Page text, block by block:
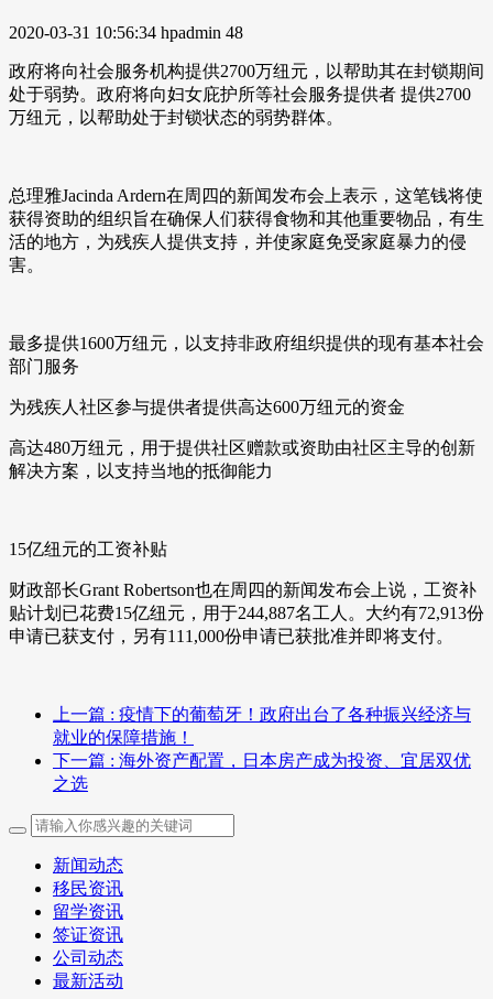
2020-03-31 10:56:34 hpadmin 48
政府将向社会服务机构提供2700万纽元，以帮助其在封锁期间
处于弱势。政府将向妇女庇护所等社会服务提供者 提供2700
万纽元，以帮助处于封锁状态的弱势群体。
总理雅Jacinda Ardern在周四的新闻发布会上表示，这笔钱将使
获得资助的组织旨在确保人们获得食物和其他重要物品，有生
活的地方，为残疾人提供支持，并使家庭免受家庭暴力的侵
害。
最多提供1600万纽元，以支持非政府组织提供的现有基本社会
部门服务
为残疾人社区参与提供者提供高达600万纽元的资金
高达480万纽元，用于提供社区赠款或资助由社区主导的创新
解决方案，以支持当地的抵御能力
15亿纽元的工资补贴
财政部长Grant Robertson也在周四的新闻发布会上说，工资补
贴计划已花费15亿纽元，用于244,887名工人。大约有72,913份
申请已获支付，另有111,000份申请已获批准并即将支付。
上一篇 : 疫情下的葡萄牙！政府出台了各种振兴经济与
就业的保障措施！
下一篇 : 海外资产配置，日本房产成为投资、宜居双优
之选
新闻动态
移民资讯
留学资讯
签证资讯
公司动态
最新活动